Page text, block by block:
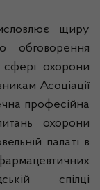
щиру
обговорення
сфері охорони
Асоціації
професійна
охорони
палаті в
спілці